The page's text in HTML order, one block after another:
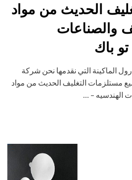
الحديث من مواد
والصناعات
باك
الماكينة التي نقدمها نحن شركة
مستلزمات التغليف الحديث من مواد
الهندسيه – …